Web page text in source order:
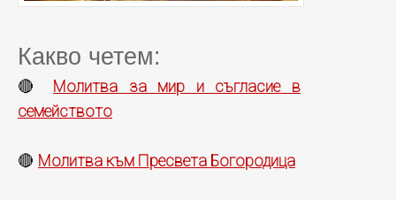
Какво четем:
🔴 Молитва за мир и съгласие в
семейството
🔴 Молитва към Пресвета Богородица